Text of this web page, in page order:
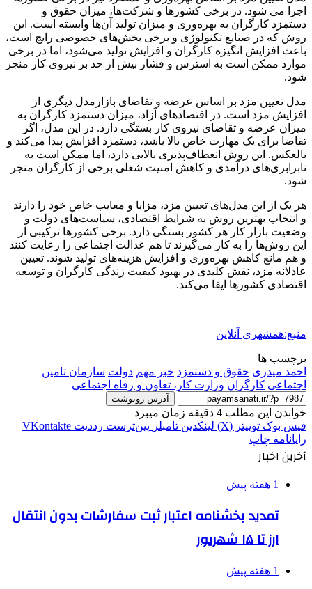
اجرا می شود. در برخی کشورها و شرکت‌ها، میزان حقوق و
دستمزد کارگران به بهره‌وری و میزان تولید آن‌ها وابسته است. این
روش که در صنایع تکنولوژی و برخی بخش‌های خصوصی رایج است،
باعث افزایش انگیزه کارگران و افزایش تولید می‌شود، اما در برخی
موارد ممکن است به استرس و فشار بیش از حد بر نیروی کار منجر
شود.
مدل تعیین مزد بر اساس عرضه و تقاضای بازارمدل دیگری از
افزایش مزد است. در اقتصادهای آزاد، میزان دستمزد کارگران به
میزان عرضه و تقاضای نیروی کار بستگی دارد. در این مدل، اگر
تقاضا برای یک مهارت خاص بالا باشد، دستمزد افزایش پیدا می‌کند و
بالعکس. این روش انعطاف‌پذیری بالایی دارد، اما ممکن است به
نابرابری‌های درآمدی و کاهش امنیت شغلی برخی از کارگران منجر
شود.
هر یک از این مدل‌های تعیین مزد، مزایا و معایب خاص خود را دارند
و انتخاب بهترین روش به شرایط اقتصادی، سیاست‌های دولت و
وضعیت بازار کار هر کشور بستگی دارد. برخی کشورها ترکیبی از
این روش‌ها را به کار می‌گیرند تا هم عدالت اجتماعی را رعایت کنند
و هم مانع کاهش بهره‌وری و افزایش هزینه‌های تولید شوند. تعیین
عادلانه مزد، نقش کلیدی در بهبود کیفیت زندگی کارگران و توسعه
اقتصادی کشورها ایفا می‌کند.
منبع:همشهری آنلاین
برچسب ها
احمد میدری حقوق و دستمزد خبر مهم دولت سازمان تامین
اجتماعی کارگران وزارت کار، تعاون و رفاه اجتماعی
آدرس رونوشت
خواندن این مطلب 4 دقیقه زمان میبرد
فیس بوک توییتر (X) لینکدین ‫تامبلر ‫پین‌ترست ‫رددیت ‫VKontakte
رایانامه چاپ
آخرین اخبار
1 هفته پیش
تمدید بخشنامه اعتبار ثبت سفارشات بدون انتقال
ارز تا ۱۵ شهریور
1 هفته پیش